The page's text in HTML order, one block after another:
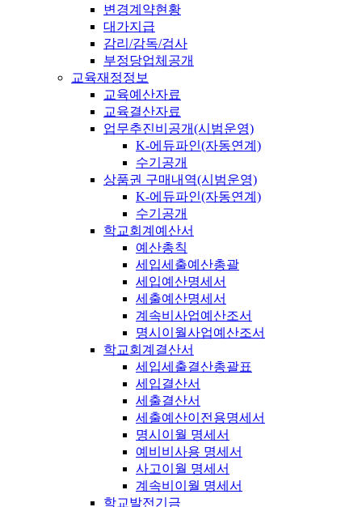
변경계약현황
대가지급
감리/감독/검사
부정당업체공개
교육재정정보
교육예산자료
교육결산자료
업무추진비공개(시범운영)
K-에듀파인(자동연계)
수기공개
상품권 구매내역(시범운영)
K-에듀파인(자동연계)
수기공개
학교회계예산서
예산총칙
세입세출예산총괄
세입예산명세서
세출예산명세서
계속비사업예산조서
명시이월사업예산조서
학교회계결산서
세입세출결산총괄표
세입결산서
세출결산서
세출예산이전용명세서
명시이월 명세서
예비비사용 명세서
사고이월 명세서
계속비이월 명세서
학교발전기금